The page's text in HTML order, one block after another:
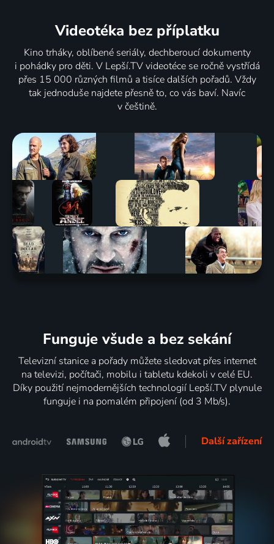
Videotéka bez příplatku
Kino trháky, oblíbené seriály, dechberoucí dokumenty
i pohádky pro děti. V Lepší.TV videotéce se ročně vystřídá
přes 15 000 různých filmů a tisíce dalších pořadů. Vždy
tak jednoduše najdete přesně to, co vás baví. Navíc
v češtině.
Funguje všude a bez sekání
Televizní stanice a pořady můžete sledovat přes internet
na televizi, počítači, mobilu i tabletu kdekoli v celé EU.
Díky použití nejmodernějších technologií Lepší.TV plynule
funguje i na pomalém připojení (od 3 Mb/s).
Další zařízení